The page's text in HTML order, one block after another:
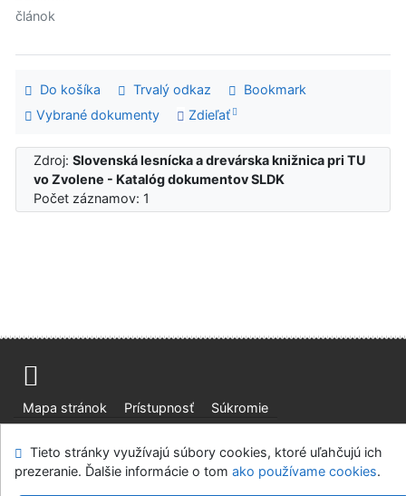
článok
Do košíka Trvalý odkaz
Bookmark
Vybrané dokumenty
Zdieľať
Zdroj:Slovenská lesnícka a drevárska knižnica pri TU
vo Zvolene - Katalóg dokumentov SLDK
Počet záznamov: 1
Mapa stránok Prístupnosť
Súkromie
Slovenská lesnícka a drevárska knižnica pri Technickej
Tieto stránky využívajú súbory cookies, ktoré uľahčujú ich
prezeranie. Ďalšie informácie o tom ako používame cookies.